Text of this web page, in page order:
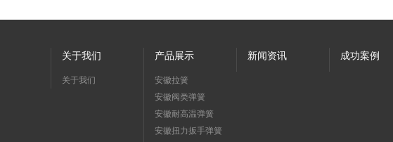
关于我们
关于我们
产品展示
安徽拉簧
安徽阀类弹簧
安徽耐高温弹簧
安徽扭力扳手弹簧
新闻资讯 成功案例